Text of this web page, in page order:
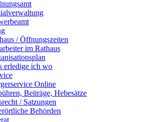
/ Öffnungszeiten
im Rathaus
erledige ich wo
Online
Beiträge, Hebesätze
/ Satzungen
Behörden